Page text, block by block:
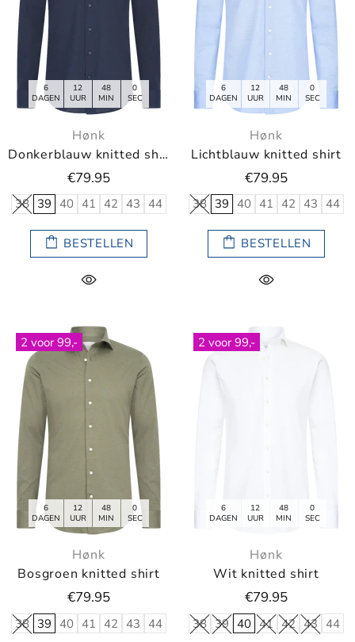
6
DAGEN
12
UUR
47
MIN
59
SEC
Hønk
Donkerblauw knitted shirt
€79.95
38 39 40 41 42 43 44
BESTELLEN
6
DAGEN
12
UUR
47
MIN
59
SEC
Hønk
Lichtblauw knitted shirt
€79.95
38 39 40 41 42 43 44
BESTELLEN
2 voor 99,-
6
DAGEN
12
UUR
47
MIN
59
SEC
Hønk
Bosgroen knitted shirt
€79.95
38 39 40 41 42 43 44
2 voor 99,-
6
DAGEN
12
UUR
47
MIN
59
SEC
Hønk
Wit knitted shirt
€79.95
38 39 40 41 42 43 44